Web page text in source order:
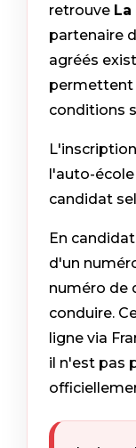
retrouve La
partenaire
agréés
permettent
conditions
l'auto-
candidat
En
d'un
numéro de
conduire.
ligne via
il n'est pas